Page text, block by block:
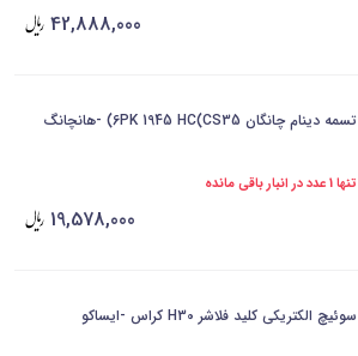
42,888,000
تسمه دینام چانگان 6PK 1945 HC(CS35) -هانچانگ
تنها 1 عدد در انبار باقی مانده
19,578,000
سوئیچ الکتریکی کلید فلاشر H30 کراس -ایساکو